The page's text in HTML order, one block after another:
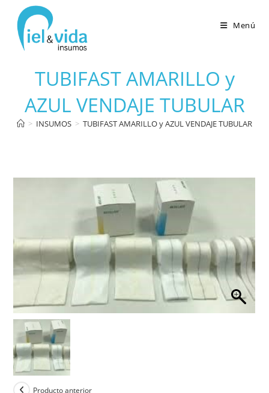
Menú
TUBIFAST AMARILLO y
AZUL VENDAJE TUBULAR
> INSUMOS > TUBIFAST AMARILLO y AZUL VENDAJE TUBULAR
Producto anterior